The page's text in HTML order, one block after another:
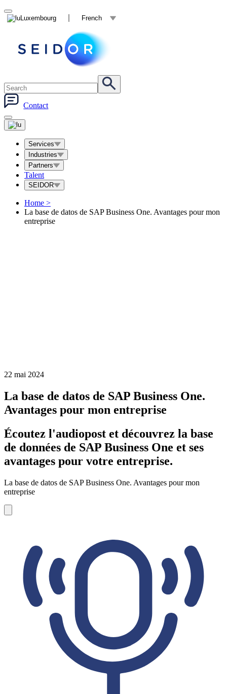
Luxembourg French
Contact
Services
Industries
Partners
Talent
SEIDOR
Home >
La base de datos de SAP Business One. Avantages pour mon
entreprise
22 mai 2024
La base de datos de SAP Business One.
Avantages pour mon entreprise
Écoutez l'audiopost et découvrez la base
de données de SAP Business One et ses
avantages pour votre entreprise.
La base de datos de SAP Business One. Avantages pour mon
entreprise